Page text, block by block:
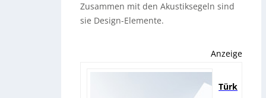
Zusammen mit den Akustiksegeln sind
sie Design-Elemente.
Anzeige
Türk